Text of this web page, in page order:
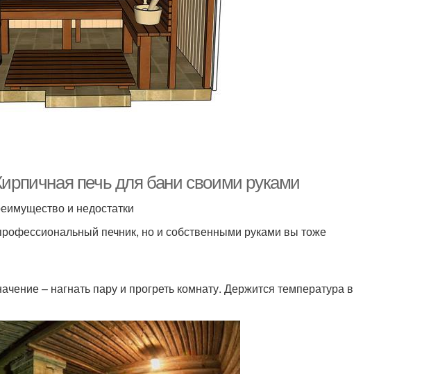
печь для бани своими руками
и недостатки
печник, но и собственными руками вы тоже
– нагнать пару и прогреть комнату. Держится температура в